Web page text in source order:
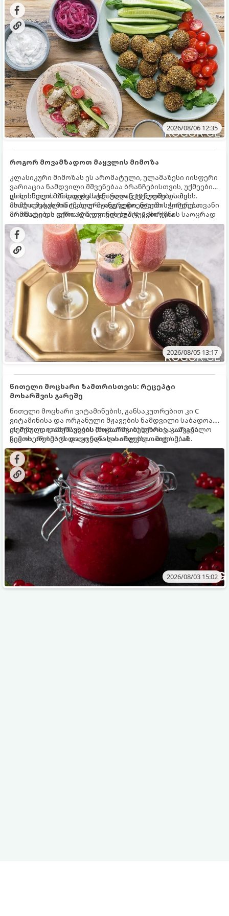
2026/08/06 12:35
როგორ მოვამზადოთ მაყვლის მიმოზა
კლასიკური მიმოზას ეს არომატული, ულამაზესი იისფერი
ვარიაცია ნამდვილი მშვენებაა ბრანჩებისთვის, უქმეების
დილისთვის ან სადღესასწაულო წვეულებებისთვის.
ახალი მაყვლის ტკბილ-მჟავე გემო, ლაიმის ციტრუსოვანი
არომატი და ცქრიალა ღვინის ბუშტუკები ქმნის საოცრად
დახვეწილ და მაგრილებელ კოქტეილს.
ეს სასმელი მზადდება სულ რაღაც 10 წუთში და მის
მომზადებას მინიმალური ინგრედიენტები სჭირდება.
მომზადების დრო: 10 წუთი ულუფა: 4–6 პორცია
2026/08/05 13:17
წითელი მოცხარი ზამთრისთვის: რეცეპტი
მოხარშვის გარეშე
წითელი მოცხარი ვიტამინების, განსაკუთრებით კი C
ვიტამინისა და ორგანული მჟავების ნამდვილი საბადოა.
თერმული დამუშავების (მოხარშვის) დროს სასარგებლო
ნივთიერებების დიდი ნაწილი იშლება. ამიტომ, ამ
კენკრის ზამთრისთვის შესანახად საუკეთესო გზა
„ცოცხალი ჯემის“ მომზადებაა - მოხარშვის გარეშე.
ეს მეთოდი ინარჩუნებს მოცხარის ბუნებრივ, კაშკაშა
გემოს, არომატს და ყველა სასარგებლო თვისებას.
2026/08/03 15:02